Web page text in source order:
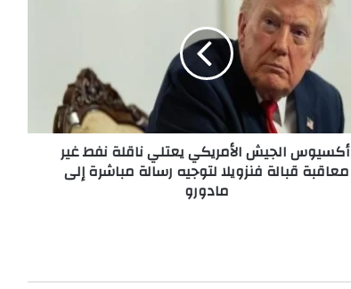
أكسيوس الجيش الأمريكي يعتلي ناقلة نفط غير
معاقبة قبالة فنزويلا لتوجيه رسالة مباشرة إلى
مادورو